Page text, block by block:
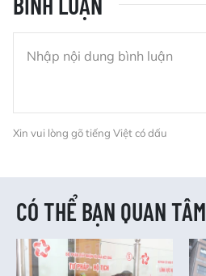
Xin vui lòng gõ tiếng Việt có dấu
CÓ THỂ BẠN QUAN TÂM